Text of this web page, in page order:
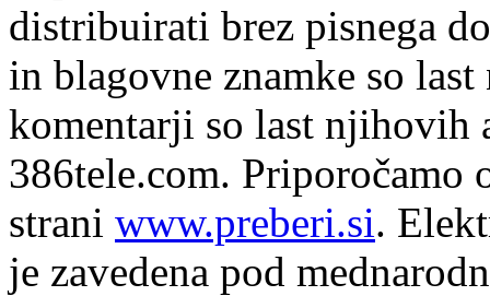
distribuirati brez pisnega
in blagovne znamke so
komentarji so last njihovih
386tele.com. Priporočamo
strani www.preberi.si.
je zavedena pod